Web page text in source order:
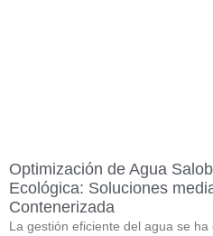
Optimización de Agua
Ecológica: Soluciones
Contenerizada
La gestión eficiente del agua se